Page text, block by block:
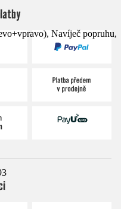
Navíječ popruhu,